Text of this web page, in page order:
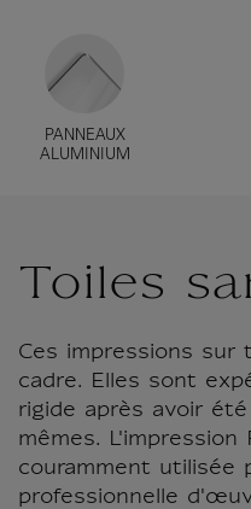
PANNEAUX
ALUMINIUM
Toiles
Ces impressions sur
cadre. Elles sont
rigide après avoir
mêmes.
couramment utilisée
professionnelle